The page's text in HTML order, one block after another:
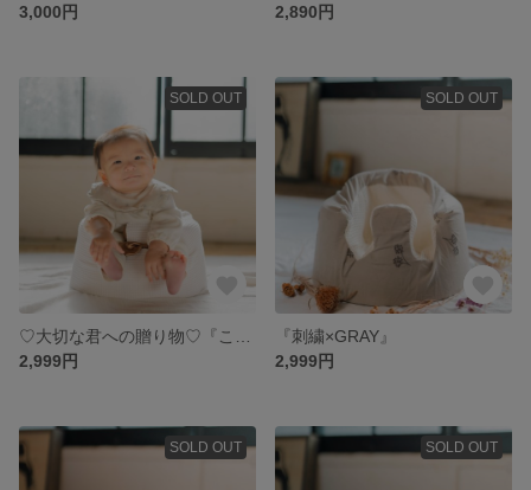
3,000円
2,890円
SOLD OUT
2,999円
SOLD OUT
『刺繍×GRAY』
2,999円
SOLD OUT SOLD OUT